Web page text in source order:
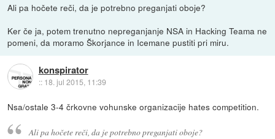
Ali pa hočete reči, da je potrebno preganjati oboje?
Ker če ja, potem trenutno nepreganjanje NSA in Hacking Teama ne
pomeni, da moramo Škorjance in Icemane pustiti pri miru.
konspirator
:: 18. jul 2015, 11:39
Nsa/ostale 3-4 črkovne vohunske organizacije hates competition.
Ali pa hočete reči, da je potrebno preganjati oboje?